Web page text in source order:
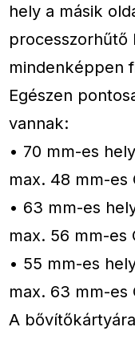
hely a másik
processzorhűtő
mindenképpen
Egészen
vannak:
• 70 mm-es
max. 48 mm-es
• 63 mm-es
max. 56 mm-es
• 55 mm-es
max. 63 mm-es
A